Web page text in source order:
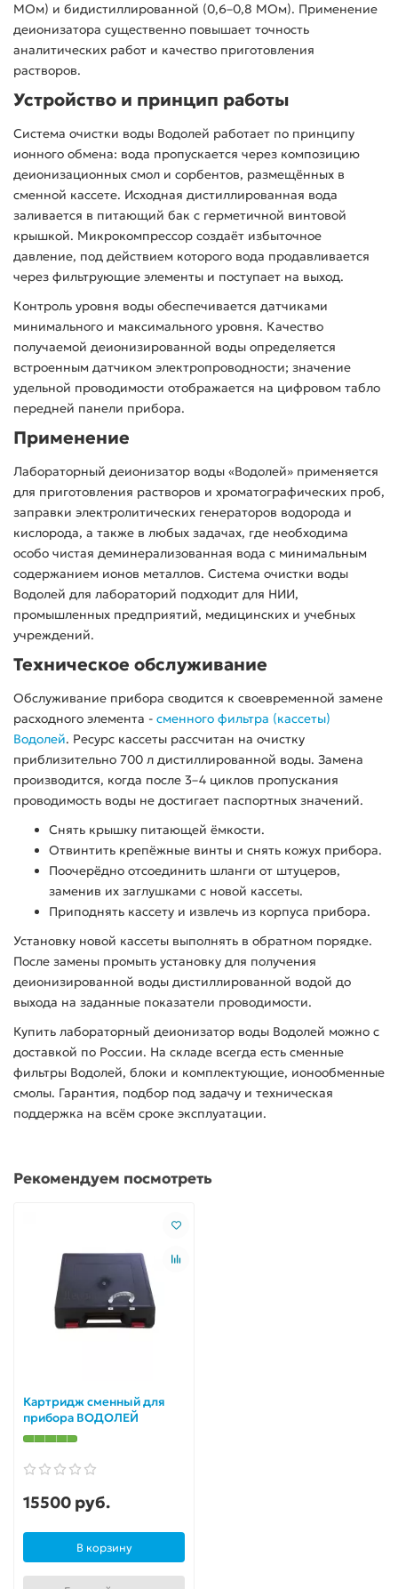
МОм) и бидистиллированной (0,6–0,8 МОм). Применение
деионизатора существенно повышает точность
аналитических работ и качество приготовления
растворов.
Устройство и принцип работы
Система очистки воды Водолей работает по принципу
ионного обмена: вода пропускается через композицию
деионизационных смол и сорбентов, размещённых в
сменной кассете. Исходная дистиллированная вода
заливается в питающий бак с герметичной винтовой
крышкой. Микрокомпрессор создаёт избыточное
давление, под действием которого вода продавливается
через фильтрующие элементы и поступает на выход.
Контроль уровня воды обеспечивается датчиками
минимального и максимального уровня. Качество
получаемой деионизированной воды определяется
встроенным датчиком электропроводности; значение
удельной проводимости отображается на цифровом табло
передней панели прибора.
Применение
Лабораторный деионизатор воды «Водолей» применяется
для приготовления растворов и хроматографических проб,
заправки электролитических генераторов водорода и
кислорода, а также в любых задачах, где необходима
особо чистая деминерализованная вода с минимальным
содержанием ионов металлов. Система очистки воды
Водолей для лабораторий подходит для НИИ,
промышленных предприятий, медицинских и учебных
учреждений.
Техническое обслуживание
Обслуживание прибора сводится к своевременной замене
расходного элемента - сменного фильтра (кассеты)
Водолей. Ресурс кассеты рассчитан на очистку
приблизительно 700 л дистиллированной воды. Замена
производится, когда после 3–4 циклов пропускания
проводимость воды не достигает паспортных значений.
Снять крышку питающей ёмкости.
Отвинтить крепёжные винты и снять кожух прибора.
Поочерёдно отсоединить шланги от штуцеров,
заменив их заглушками с новой кассеты.
Приподнять кассету и извлечь из корпуса прибора.
Установку новой кассеты выполнять в обратном порядке.
После замены промыть установку для получения
деионизированной воды дистиллированной водой до
выхода на заданные показатели проводимости.
Купить лабораторный деионизатор воды Водолей можно с
доставкой по России. На складе всегда есть сменные
фильтры Водолей, блоки и комплектующие, ионообменные
смолы. Гарантия, подбор под задачу и техническая
поддержка на всём сроке эксплуатации.
Рекомендуем посмотреть
Картридж сменный для
прибора ВОДОЛЕЙ
15500 руб.
В корзину